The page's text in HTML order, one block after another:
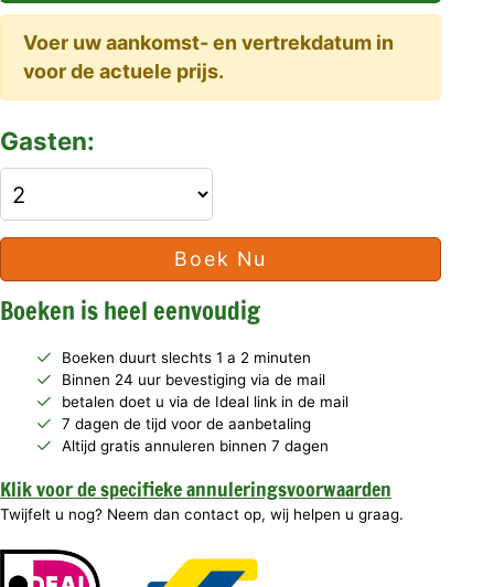
Voer uw aankomst- en vertrekdatum in
voor de actuele prijs.
Gasten:
Boek Nu
Boeken is heel eenvoudig
Boeken duurt slechts 1 a 2 minuten
Binnen 24 uur bevestiging via de mail
betalen doet u via de Ideal link in de mail
7 dagen de tijd voor de aanbetaling
Altijd gratis annuleren binnen 7 dagen
Klik voor de specifieke annuleringsvoorwaarden
Twijfelt u nog? Neem dan contact op, wij helpen u graag.